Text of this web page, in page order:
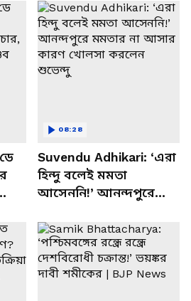
Suvendu Adhikari: ‘এরা
হিন্দু বলেই মমতা
আসেননি!’ আনন্দপুরে
খোলসা করলেন শুভেন্দু
08:28